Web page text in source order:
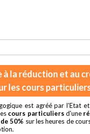
à la réduction et au
les cours
est agréé par l'Etat
cours particuliers d'une
50% sur les heures de